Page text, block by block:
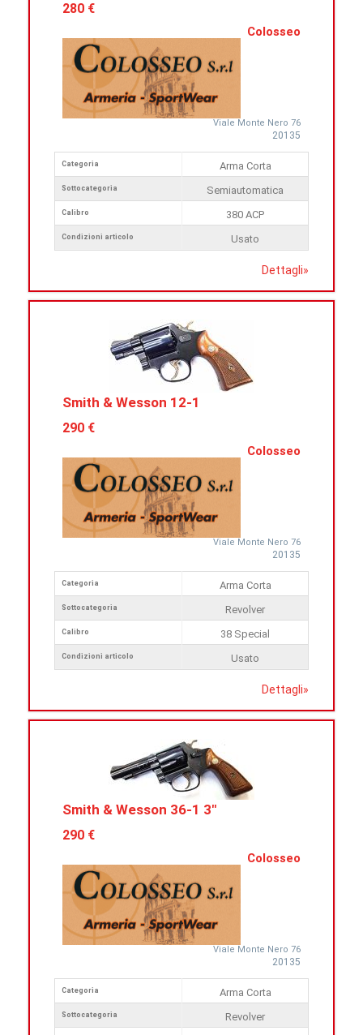
280 €
Colosseo
Viale Monte Nero 76
20135
Categoria
Sottocategoria
Calibro
Condizioni articolo
Arma Corta
Semiautomatica
380 ACP
Usato
Dettagli»
Smith & Wesson 12-1
290 €
Colosseo
Viale Monte Nero 76
20135
Categoria
Sottocategoria
Calibro
Condizioni articolo
Arma Corta
Revolver
38 Special
Usato
Dettagli»
Smith & Wesson 36-1 3"
290 €
Colosseo
Viale Monte Nero 76
20135
Categoria
Sottocategoria
Arma Corta
Revolver